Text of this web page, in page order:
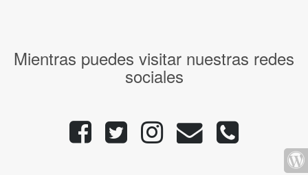
Mientras puedes visitar nuestras redes
sociales